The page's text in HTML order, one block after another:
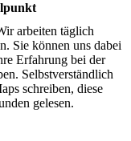
arbeiten täglich
Sie können uns dabei
Erfahrung bei der
Selbstverständlich
schreiben, diese
gelesen.